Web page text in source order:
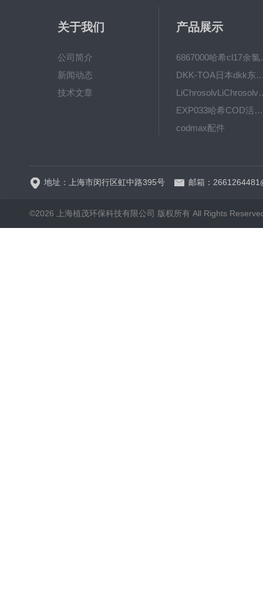
关于我们
公司简介
新闻动态
技术文章
产品展示
6867000
DKK-TOA日本dkk东亚电
EXP033哈希COD活塞泵价格 EXP033
codmax配件
地址：上海市闵行区虹中路395号 邮箱：
©2026 上海植茂环保科技有限公司 版权所有 All Rights